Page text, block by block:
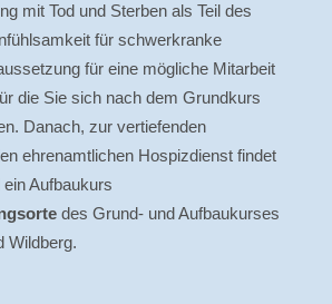
mit Tod und Sterben als Teil des
für schwerkranke
für eine mögliche Mitarbeit
die Sie sich nach dem Grundkurs
Danach, zur vertiefenden
ehrenamtlichen Hospizdienst findet
Aufbaukurs
des Grund- und Aufbaukurses
Wildberg.